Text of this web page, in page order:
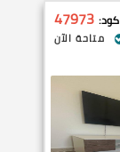
كود: 47973
متاحة الآن